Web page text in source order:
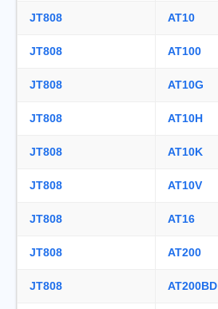
JT808 AT10
JT808 AT100
JT808 AT10G
JT808 AT10H
JT808 AT10K
JT808 AT10V
JT808 AT16
JT808 AT200
JT808 AT200BD